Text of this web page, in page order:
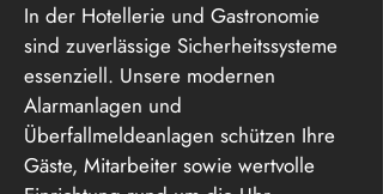
In der Hotellerie und Gastronomie
sind zuverlässige Sicherheitssysteme
essenziell. Unsere modernen
Alarmanlagen und
Überfallmeldeanlagen schützen Ihre
Gäste, Mitarbeiter sowie wertvolle